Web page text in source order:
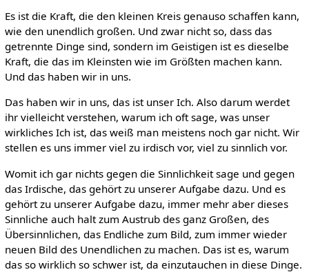
Es ist die Kraft, die den kleinen Kreis genauso schaffen kann,
wie den unendlich großen. Und zwar nicht so, dass das
getrennte Dinge sind, sondern im Geistigen ist es dieselbe
Kraft, die das im Kleinsten wie im Größten machen kann.
Und das haben wir in uns.
Das haben wir in uns, das ist unser Ich. Also darum werdet
ihr vielleicht verstehen, warum ich oft sage, was unser
wirkliches Ich ist, das weiß man meistens noch gar nicht. Wir
stellen es uns immer viel zu irdisch vor, viel zu sinnlich vor.
Womit ich gar nichts gegen die Sinnlichkeit sage und gegen
das Irdische, das gehört zu unserer Aufgabe dazu. Und es
gehört zu unserer Aufgabe dazu, immer mehr aber dieses
Sinnliche auch halt zum Austrub des ganz Großen, des
Übersinnlichen, das Endliche zum Bild, zum immer wieder
neuen Bild des Unendlichen zu machen. Das ist es, warum
das so wirklich so schwer ist, da einzutauchen in diese Dinge.